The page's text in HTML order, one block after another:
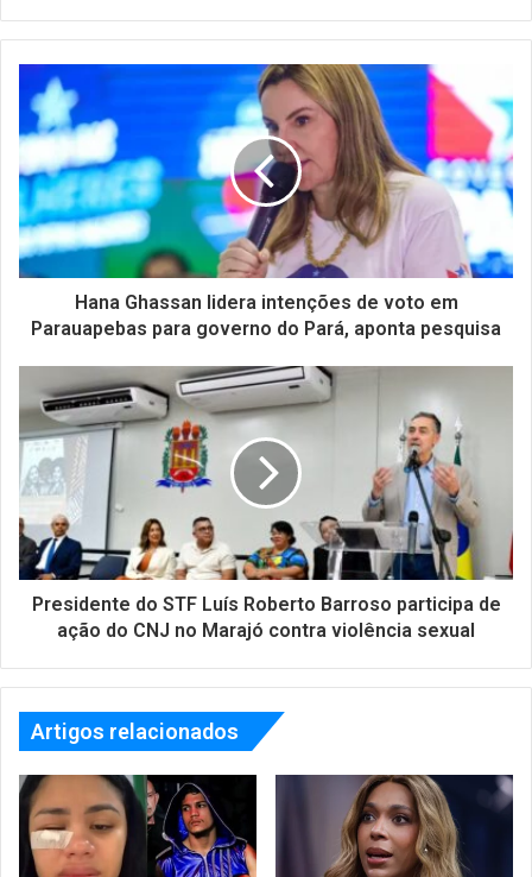
Hana Ghassan lidera intenções de voto em
Parauapebas para governo do Pará, aponta pesquisa
Presidente do STF Luís Roberto Barroso participa de
ação do CNJ no Marajó contra violência sexual
Artigos relacionados